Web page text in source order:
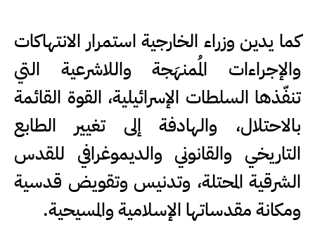
كما يدين وزراء الخارجية استمرار الانتهاكات
والإجراءات المُمنهَجة واللاشرعية التي
تنفّذها السلطات الإسرائيلية، القوة القائمة
بالاحتلال، والهادفة إلى تغيير الطابع
التاريخي والقانوني والديموغرافي للقدس
الشرقية المحتلة، وتدنيس وتقويض قدسية
ومكانة مقدساتها الإسلامية والمسيحية.